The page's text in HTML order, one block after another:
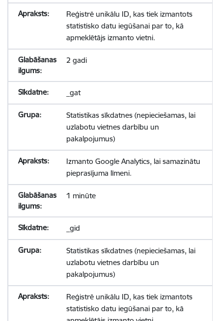
Reģistrē unikālu ID, kas tiek izmantots
statistisko datu iegūšanai par to, kā
apmeklētājs izmanto vietni.
2 gadi
_gat
Statistikas sīkdatnes (nepieciešamas, lai
uzlabotu vietnes darbību un
pakalpojumus)
Izmanto Google Analytics, lai samazinātu
pieprasījuma līmeni.
1 minūte
_gid
Statistikas sīkdatnes (nepieciešamas, lai
uzlabotu vietnes darbību un
pakalpojumus)
Reģistrē unikālu ID, kas tiek izmantots
statistisko datu iegūšanai par to, kā